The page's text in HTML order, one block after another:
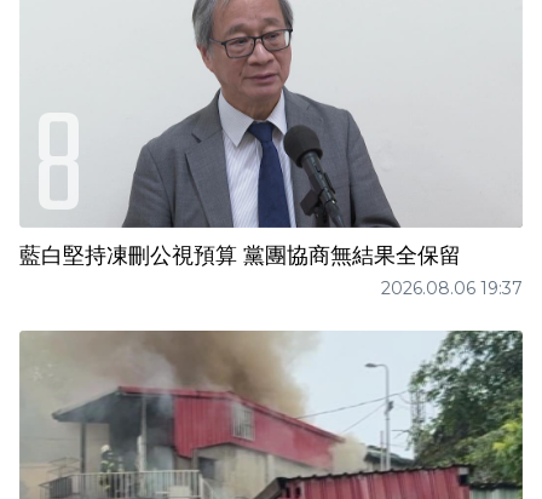
藍白堅持凍刪公視預算 黨團協商無結果全保留
2026.08.06 19:37